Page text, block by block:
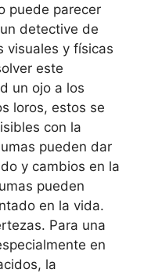
puede parecer
detective de
visuales y físicas
este
un ojo a los
loros, estos se
con la
pueden dar
y cambios en la
pueden
en la vida.
Para una
en
la